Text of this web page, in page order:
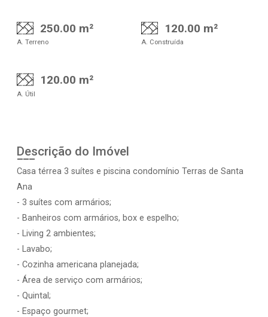
250.00 m²
A. Terreno
120.00 m²
A. Construída
120.00 m²
A. Útil
Descrição do Imóvel
Casa térrea 3 suítes e piscina condomínio Terras de Santa
Ana
- 3 suítes com armários;
- Banheiros com armários, box e espelho;
- Living 2 ambientes;
- Lavabo;
- Cozinha americana planejada;
- Área de serviço com armários;
- Quintal;
- Espaço gourmet;